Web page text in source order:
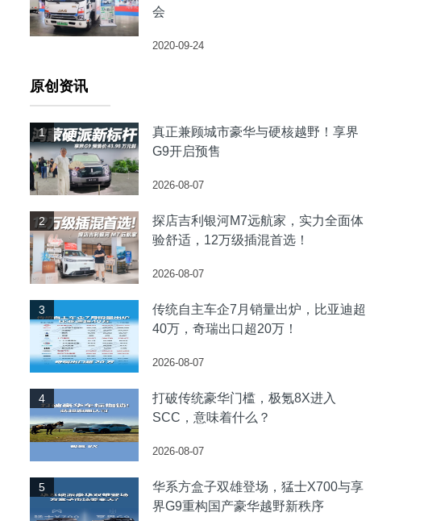
会
2020-09-24
原创资讯
1
真正兼顾城市豪华与硬核越野！享界
G9开启预售
2026-08-07
2
探店吉利银河M7远航家，实力全面体
验舒适，12万级插混首选！
2026-08-07
3
传统自主车企7月销量出炉，比亚迪超
40万，奇瑞出口超20万！
2026-08-07
4
打破传统豪华门槛，极氪8X进入
SCC，意味着什么？
2026-08-07
5
华系方盒子双雄登场，猛士X700与享
界G9重构国产豪华越野新秩序